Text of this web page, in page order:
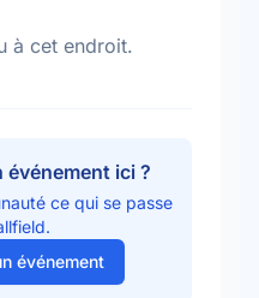
à cet endroit.
ici ?
ce qui se passe
événement